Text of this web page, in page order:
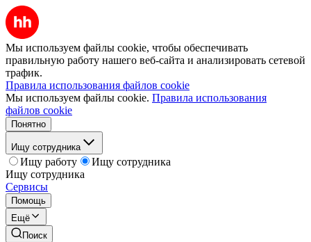
Мы используем файлы cookie, чтобы обеспечивать
правильную работу нашего веб-сайта и анализировать сетевой
трафик.
Правила использования файлов cookie
Мы используем файлы cookie. Правила использования
файлов cookie
Понятно
Ищу сотрудника
Ищу работу
Ищу сотрудника
Ищу сотрудника
Сервисы
Помощь
Ещё
Поиск